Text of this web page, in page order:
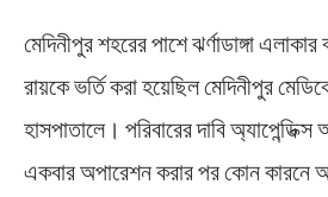
মেদিনীপুর শহরের পাশে ঝর্ণাডাঙ্গা এলাকার
রায়কে ভর্তি করা হয়েছিল মেদিনীপুর
হাসপাতালে। পরিবারের দাবি
একবার অপারেশন করার পর কোন